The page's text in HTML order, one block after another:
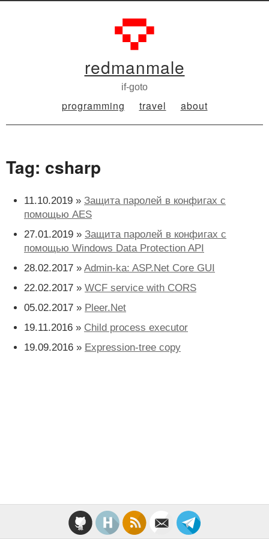
redmanmale
if-goto
programming travel about
Tag: csharp
11.10.2019 » Защита паролей в конфигах с
помощью AES
27.01.2019 » Защита паролей в конфигах с
помощью Windows Data Protection API
28.02.2017 » Admin-ka: ASP.Net Core GUI
22.02.2017 » WCF service with CORS
05.02.2017 » Pleer.Net
19.11.2016 » Child process executor
19.09.2016 » Expression-tree copy